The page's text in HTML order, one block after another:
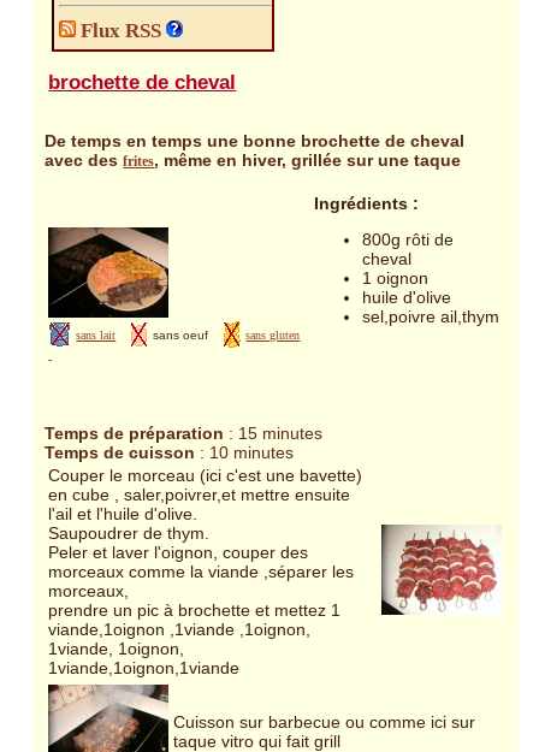
Flux RSS
brochette de cheval
De temps en temps une bonne brochette de cheval
avec desfrites, même en hiver, grillée sur une taque
sans lait sans oeuf
sans gluten
-
Ingrédients :
800g rôti de
cheval
1 oignon
huile d'olive
sel,poivre ail,thym
Temps de préparation : 15 minutes
Temps de cuisson : 10 minutes
Couper le morceau (ici c'est une bavette)
en cube , saler,poivrer,et mettre ensuite
l'ail et l'huile d'olive.
Saupoudrer de thym.
Peler et laver l'oignon, couper des
morceaux comme la viande ,séparer les
morceaux,
prendre un pic à brochette et mettez 1
viande,1oignon ,1viande ,1oignon,
1viande, 1oignon,
1viande,1oignon,1viande
Cuisson sur barbecue ou comme ici sur
taque vitro qui fait grill